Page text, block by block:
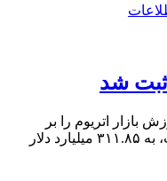
ثبت شد
بازار اتریوم را بر
اساس شاخص‌های سایت اینوست، به ۳۱۱.۸۵ میلیارد دلار